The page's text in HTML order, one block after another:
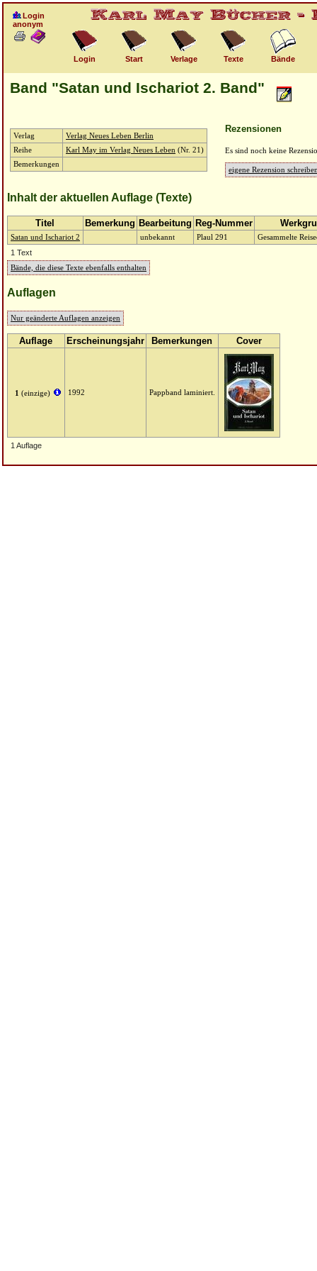
Login
anonym
Login Start Verlage Texte Bände
Band "Satan und Ischariot 2. Band"
Verlag
Verlag Neues Leben Berlin
Reihe
Karl May im Verlag Neues Leben (Nr. 21)
Bemerkungen
Rezensionen
Es sind noch keine
eigene Rezension
Inhalt der aktuellen Auflage (Texte)
Titel Bemerkung Bearbeitung Reg-Nummer
Satan und Ischariot 2 unbekannt Plaul 291 Gesammelte
1 Text
Bände, die diese Texte ebenfalls enthalten
Auflagen
Nur geänderte Auflagen anzeigen
Auflage Erscheinungsjahr Bemerkungen Cover
1 (einzige) 1992 Pappband laminiert.
1 Auflage